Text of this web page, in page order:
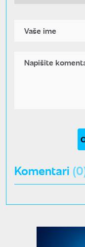
Komentari